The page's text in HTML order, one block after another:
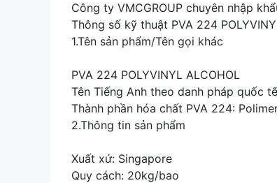
Công ty VMCGROUP chuyên nhập
Thông số kỹ thuật PVA 224
1.Tên sản phẩm/Tên gọi khác
PVA 224 POLYVINYL ALCOHOL
Tên Tiếng Anh theo danh pháp quốc
Thành phần hóa chất PVA 224:
2.Thông tin sản phẩm
Xuất xứ: Singapore
Quy cách: 20kg/bao